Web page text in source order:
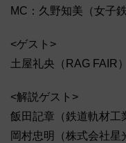
MC：久野知美（女子
<ゲスト>
土屋礼央（RAG FAIR）
<解説ゲスト>
飯田記章（鉄道軌材工
岡村忠明（株式会社星